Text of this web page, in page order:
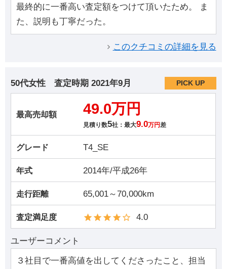
最終的に一番高い査定額をつけて頂いたため。 ま
た、説明も丁寧だった。
このクチコミの詳細を見る
50代女性 査定時期 2021年9月 PICK UP
最高売却額 49.0万円
見積り数5社：最大9.0万円差
グレード T4_SE
年式 2014年/平成26年
走行距離 65,001～70,000km
査定満足度 4.0
ユーザーコメント
３社目で一番高値を出してくださったこと、担当